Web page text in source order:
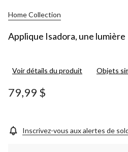
Home Collection
Applique Isadora, une lumière
Voir détails du produit Objets
79,99 $
Inscrivez-vous aux alertes de